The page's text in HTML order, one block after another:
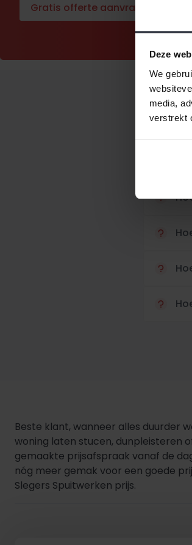
Deze
We
media,
verstrekt
Gratis offerte aanvragen
Beste klant, wanneer alles duurder
woning laten stucen, dunpleisteren
gemaakte prijsafspraak vanaf de
nóg meer gemak voor een goede
Slegers Spuitwerken prijs.